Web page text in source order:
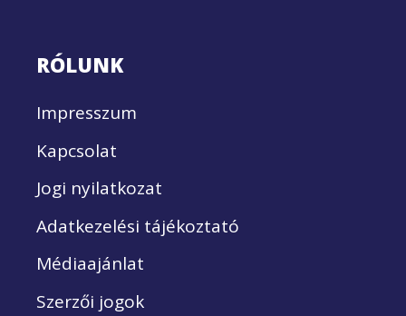
RÓLUNK
Impresszum
Kapcsolat
Jogi nyilatkozat
Adatkezelési tájékoztató
Médiaajánlat
Szerzői jogok